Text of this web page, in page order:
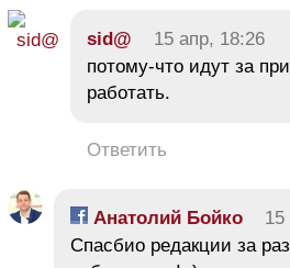
sid@ 15 апр, 18:26
потому-что идут за
работать.
Ответить
Анатолий Бойко 15
Спасбио редакции за